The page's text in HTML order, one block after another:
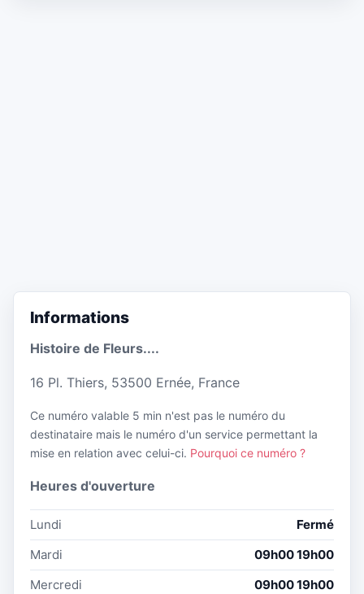
Informations
Histoire de Fleurs....
16 Pl. Thiers, 53500 Ernée, France
Ce numéro valable 5 min n'est pas le numéro du
destinataire mais le numéro d'un service permettant la
mise en relation avec celui-ci. Pourquoi ce numéro ?
Heures d'ouverture
Lundi
Fermé
Mardi
09h00 19h00
Mercredi
09h00 19h00